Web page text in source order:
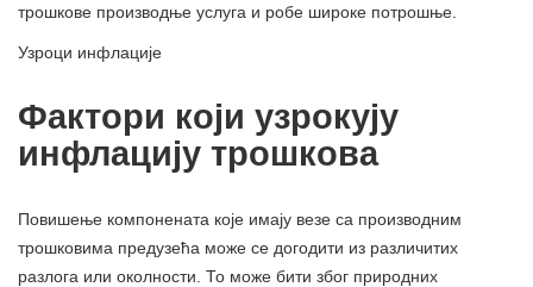
трошкове производње услуга и робе широке потрошње.
Узроци инфлације
Фактори који узрокују
инфлацију трошкова
Повишење компонената које имају везе са производним
трошковима предузећа може се догодити из различитих
разлога или околности. То може бити због природних